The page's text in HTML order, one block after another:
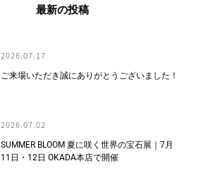
最新の投稿
2026.07.17
ご来場いただき誠にありがとうございました！
2026.07.02
SUMMER BLOOM 夏に咲く世界の宝石展｜7月
11日・12日 OKADA本店で開催